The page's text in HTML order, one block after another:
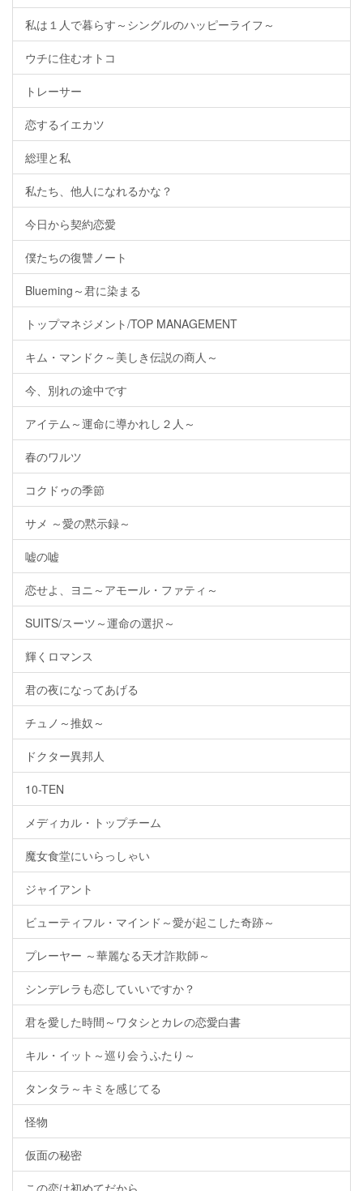
私は１人で暮らす～シングルのハッピーライフ～
ウチに住むオトコ
トレーサー
恋するイエカツ
総理と私
私たち、他人になれるかな？
今日から契約恋愛
僕たちの復讐ノート
Blueming～君に染まる
トップマネジメント/TOP MANAGEMENT
キム・マンドク～美しき伝説の商人～
今、別れの途中です
アイテム～運命に導かれし２人～
春のワルツ
コクドゥの季節
サメ ～愛の黙示録～
嘘の嘘
恋せよ、ヨニ～アモール・ファティ～
SUITS/スーツ～運命の選択～
輝くロマンス
君の夜になってあげる
チュノ～推奴～
ドクター異邦人
10-TEN
メディカル・トップチーム
魔女食堂にいらっしゃい
ジャイアント
ビューティフル・マインド～愛が起こした奇跡～
プレーヤー ～華麗なる天才詐欺師～
シンデレラも恋していいですか？
君を愛した時間～ワタシとカレの恋愛白書
キル・イット～巡り会うふたり～
タンタラ～キミを感じてる
怪物
仮面の秘密
この恋は初めてだから